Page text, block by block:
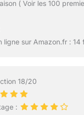
( Voir les 100
ligne sur Amazon.fr :
18/20
: